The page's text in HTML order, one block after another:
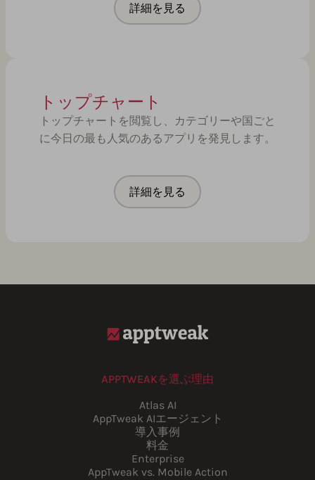
詳細を見る
トップチャート
トップチャートを閲覧し、カテゴリーや国ごと
に今日の最も人気のあるアプリを発見します。
詳細を見る
APPTWEAKを選ぶ理由
Atlas AI
AppTweak AIエージェント
導入事例
料金
Enterprise
AppTweak vs. Mobile Action